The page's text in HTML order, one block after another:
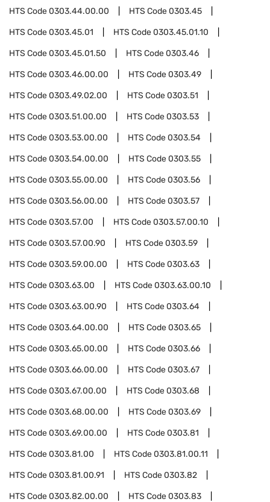
HTS Code0303.44.00.00 HTS Code0303.45
HTS Code0303.45.01 HTS Code0303.45.01.10
HTS Code0303.45.01.50 HTS Code0303.46
HTS Code0303.46.00.00 HTS Code0303.49
HTS Code0303.49.02.00 HTS Code0303.51
HTS Code0303.51.00.00 HTS Code0303.53
HTS Code0303.53.00.00 HTS Code0303.54
HTS Code0303.54.00.00 HTS Code0303.55
HTS Code0303.55.00.00 HTS Code0303.56
HTS Code0303.56.00.00 HTS Code0303.57
HTS Code0303.57.00 HTS Code0303.57.00.10
HTS Code0303.57.00.90 HTS Code0303.59
HTS Code0303.59.00.00 HTS Code0303.63
HTS Code0303.63.00 HTS Code0303.63.00.10
HTS Code0303.63.00.90 HTS Code0303.64
HTS Code0303.64.00.00 HTS Code0303.65
HTS Code0303.65.00.00 HTS Code0303.66
HTS Code0303.66.00.00 HTS Code0303.67
HTS Code0303.67.00.00 HTS Code0303.68
HTS Code0303.68.00.00 HTS Code0303.69
HTS Code0303.69.00.00 HTS Code0303.81
HTS Code0303.81.00 HTS Code0303.81.00.11
HTS Code0303.81.00.91 HTS Code0303.82
HTS Code0303.82.00.00 HTS Code0303.83